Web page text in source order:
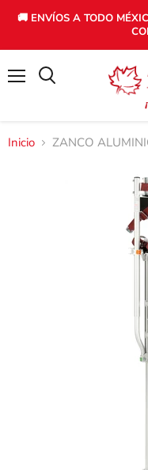
🚚 ENVÍOS A TODO
Inicio ZANCO